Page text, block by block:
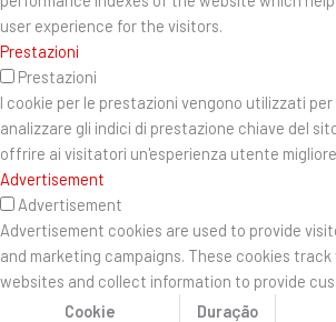
user experience for the visitors.
Prestazioni
Prestazioni
I cookie per le prestazioni vengono utilizzati
analizzare gli indici di prestazione chiave del
offrire ai visitatori un'esperienza utente
Advertisement
Advertisement
Advertisement cookies are used to provide
and marketing campaigns. These cookies
websites and collect information to provide
Cookie
Duração